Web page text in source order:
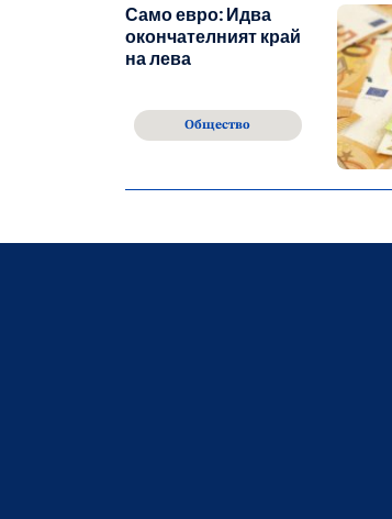
Само евро: Идва
окончателният край
на лева
Общество